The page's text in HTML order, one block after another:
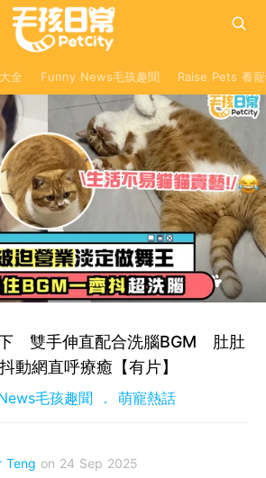
全 Funny News毛孩趣聞 Raise Pets 養
雙手伸直配合洗腦BGM 肚肚
動網直呼療癒【有片】
毛孩趣聞 萌寵熱話
Teng on 24 Sep 2025